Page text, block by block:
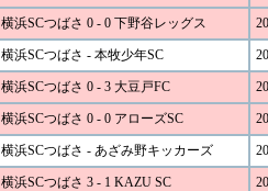
横浜SCつばさ 0 - 0 下野谷レッグス
横浜SCつばさ - 本牧少年SC
横浜SCつばさ 0 - 3 大豆戸FC
横浜SCつばさ 0 - 0 アローズSC
横浜SCつばさ - あざみ野キッカーズ
横浜SCつばさ 3 - 1 KAZU SC